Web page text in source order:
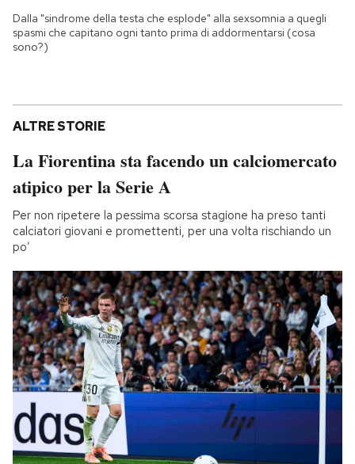
Dalla "sindrome della testa che esplode" alla sexsomnia a quegli
spasmi che capitano ogni tanto prima di addormentarsi (cosa
sono?)
ALTRE STORIE
La Fiorentina sta facendo un calciomercato
atipico per la Serie A
Per non ripetere la pessima scorsa stagione ha preso tanti
calciatori giovani e promettenti, per una volta rischiando un
po’